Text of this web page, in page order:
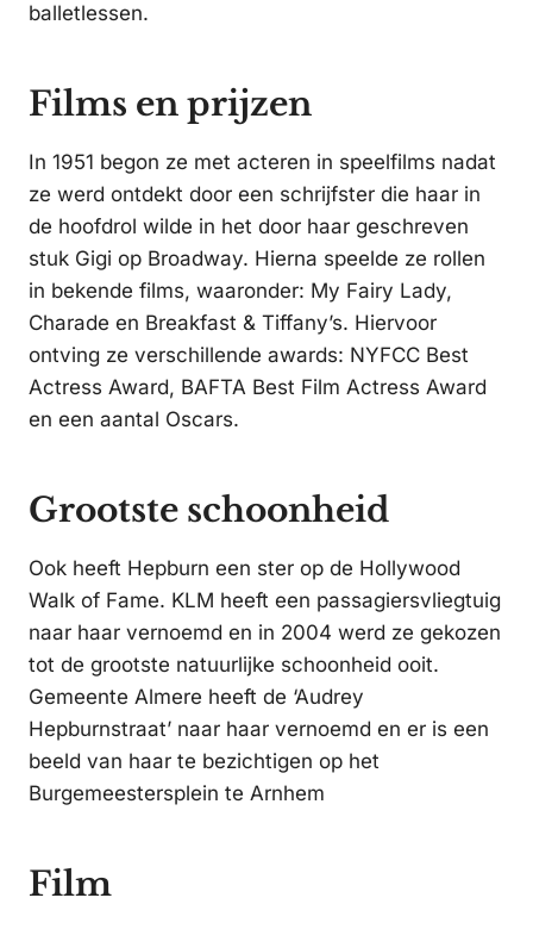
balletlessen.
Films en prijzen
In 1951 begon ze met acteren in speelfilms nadat
ze werd ontdekt door een schrijfster die haar in
de hoofdrol wilde in het door haar geschreven
stuk Gigi op Broadway. Hierna speelde ze rollen
in bekende films, waaronder: My Fairy Lady,
Charade en Breakfast & Tiffany’s. Hiervoor
ontving ze verschillende awards: NYFCC Best
Actress Award, BAFTA Best Film Actress Award
en een aantal Oscars.
Grootste schoonheid
Ook heeft Hepburn een ster op de Hollywood
Walk of Fame. KLM heeft een passagiersvliegtuig
naar haar vernoemd en in 2004 werd ze gekozen
tot de grootste natuurlijke schoonheid ooit.
Gemeente Almere heeft de ‘Audrey
Hepburnstraat’ naar haar vernoemd en er is een
beeld van haar te bezichtigen op het
Burgemeestersplein te Arnhem
Film